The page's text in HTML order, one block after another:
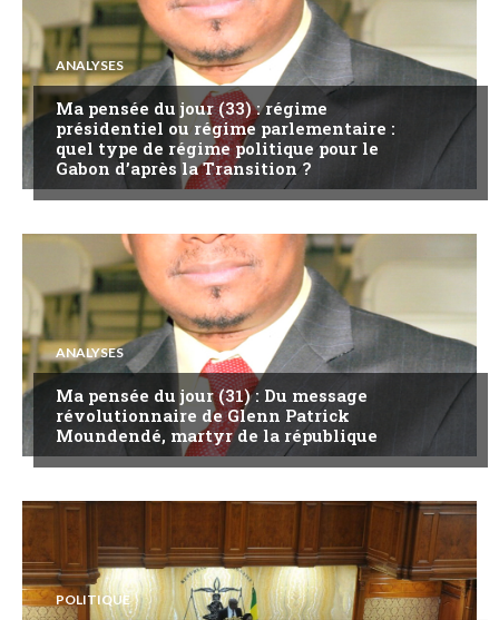
ANALYSES
Ma pensée du jour (33) : régime
présidentiel ou régime parlementaire :
quel type de régime politique pour le
Gabon d’après la Transition ?
ANALYSES
Ma pensée du jour (31) : Du message
révolutionnaire de Glenn Patrick
Moundendé, martyr de la république
POLITIQUE